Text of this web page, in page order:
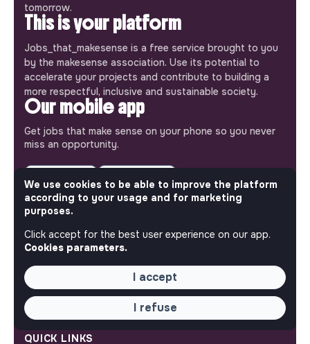
tomorrow.
This is your platform
Jobs_that_makesense is a free service brought to you
by the makesense association. Use its potential to
accelerate your projects and contribute to building a
more respectful, inclusive and sustainable society.
Our mobile app
Get jobs that make sense on your phone so you never
miss an opportunity.
ABOUT
Our mission and impact
QUICK LINKS
We use cookies to be able to improve the platform
according to your usage and for marketing
purposes.
Click accept for the best user experience on our app.
Cookies parameters.
I accept
I refuse